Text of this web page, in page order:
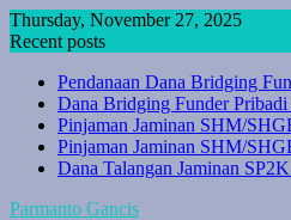
Skip
to
Thursday, November 27, 2025
Recent posts
Pendanaan Dana Bridging
Dana Bridging Funder
Pinjaman Jaminan SHM/
Pinjaman Jaminan SHM/
Dana Talangan Jaminan
Parmanto Gancis